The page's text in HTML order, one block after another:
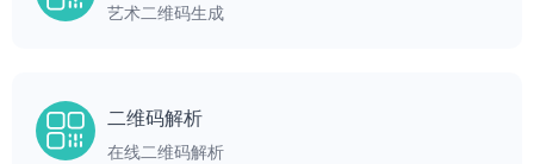
艺术二维码生成
二维码解析
在线二维码解析